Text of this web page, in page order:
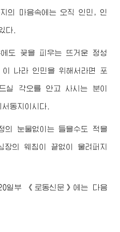
의 마음속에는 오직 인민, 인
다.
도 꽃을 피우는 뜨거운 정성
나라 인민을 위해서라면 포
실 각오를 안고 사시는 분이
동지 이시다.
의 눈물없이는 들을수도 적을
의 웨침이 끝없이 울려퍼지
일부 《로동신문》에는 다음